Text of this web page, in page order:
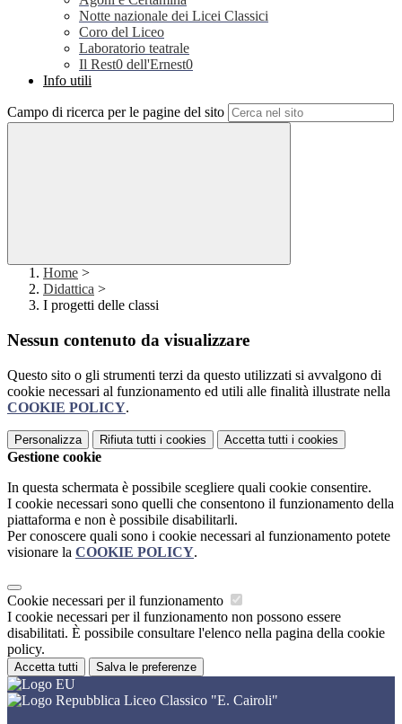
Notte nazionale dei Licei Classici
Coro del Liceo
Laboratorio teatrale
Il Rest0 dell'Ernest0
Info utili
Campo di ricerca per le pagine del sito
Home >
Didattica >
I progetti delle classi
Nessun contenuto da visualizzare
Questo sito o gli strumenti terzi da questo utilizzati si avvalgono di
cookie necessari al funzionamento ed utili alle finalità illustrate nella
COOKIE POLICY.
Personalizza Rifiuta tutti i cookies Accetta tutti i cookies
Gestione cookie
In questa schermata è possibile scegliere quali cookie consentire.
I cookie necessari sono quelli che consentono il funzionamento della
piattaforma e non è possibile disabilitarli.
Per conoscere quali sono i cookie necessari al funzionamento potete
visionare la COOKIE POLICY.
Cookie necessari per il funzionamento
I cookie necessari per il funzionamento non possono essere
disabilitati. È possibile consultare l'elenco nella pagina della cookie
policy.
Accetta tutti Salva le preferenze
Liceo Classico "E. Cairoli"